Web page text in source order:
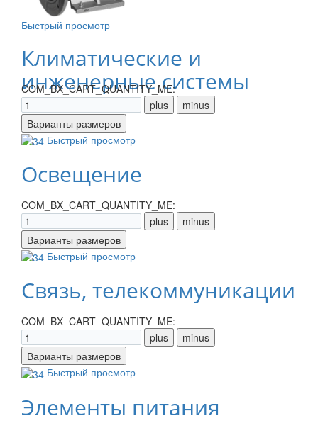
Быстрый просмотр
Климатические и
инженерные системы
COM_BX_CART_QUANTITY_ME:
Быстрый просмотр
Освещение
COM_BX_CART_QUANTITY_ME:
Быстрый просмотр
Связь, телекоммуникации
COM_BX_CART_QUANTITY_ME:
Быстрый просмотр
Элементы питания